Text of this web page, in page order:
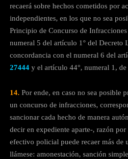
recaerá sobre hechos cometidos por
independientes, en los que no sea
Principio de Concurso de
numeral 5 del artículo 1° del Decreto
concordancia con el numeral 6 del
27444 y el artículo 44°, numeral 1,
14. Por ende, en caso no sea posible
un concurso de infracciones,
sancionar cada hecho de manera
decir en expediente aparte-, razón
efectivo policial puede recaer más de
llámese: amonestación, sanción